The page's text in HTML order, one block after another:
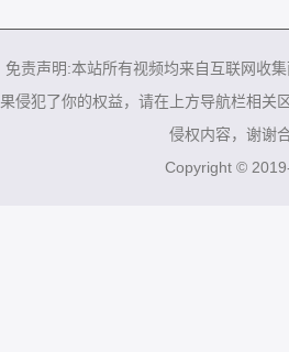
80年代/
免责声明:本站所有视频均来自互联网收
果侵犯了你的权益，请在上方导航栏相关
侵权内容，谢谢合
Copyright ©